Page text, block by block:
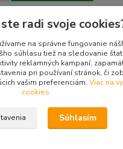
radi svoje
na správne fungovanie
súhlasu tiež na sledovanie
reklamných kampaní,
pri používaní stránok, či
vašim preferenciám. Viac na
cookies
Súhlasím